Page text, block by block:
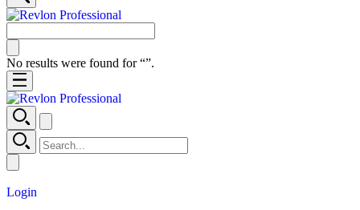
No results were found for “”.
Login